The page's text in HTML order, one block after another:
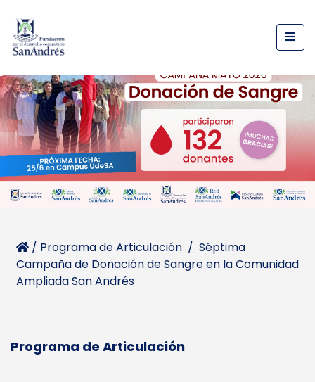
/ Programa de Articulación / Séptima
Campaña de Donación de Sangre en la Comunidad
Ampliada San Andrés
Programa de Articulación